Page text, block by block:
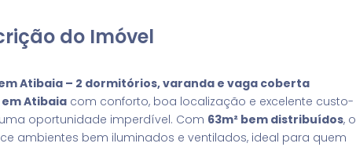
do Imóvel
Atibaia – 2 dormitórios, varanda e vaga coberta
Atibaia com conforto, boa localização e excelente custo-
oportunidade imperdível. Com 63m² bem distribuídos, o
ambientes bem iluminados e ventilados, ideal para quem